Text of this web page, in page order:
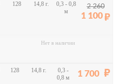
128 14,8 г.
0,3 - 0,8
м
2 260
1 100
Нет в наличии
128 14,8 г.
0,3 -
0,8 м
1 700